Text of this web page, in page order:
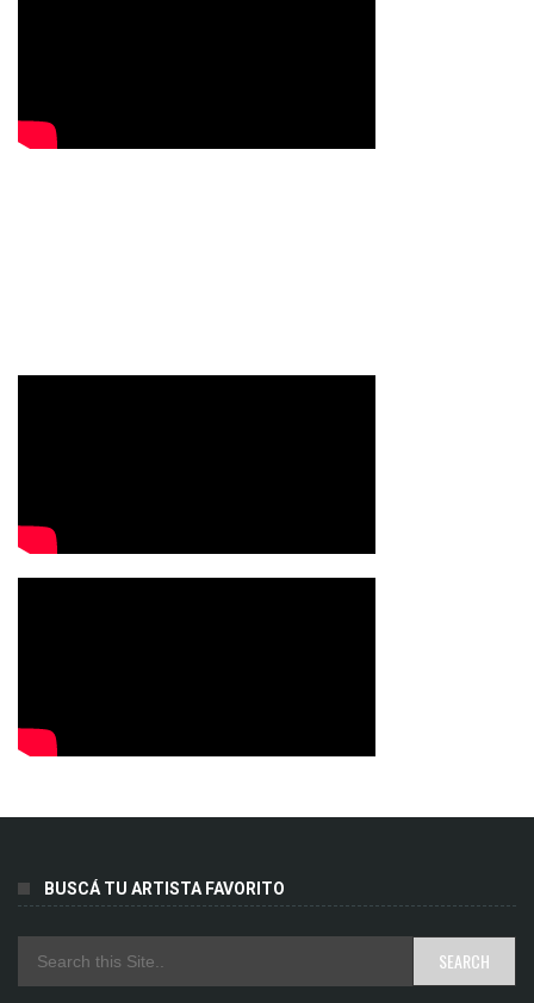
BUSCÁ TU ARTISTA FAVORITO